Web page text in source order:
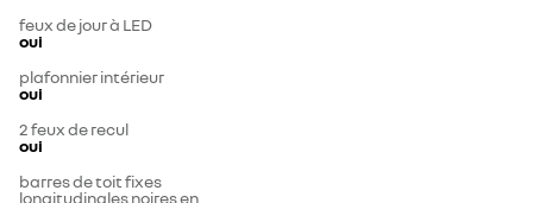
feux de jour à LED
oui
plafonnier intérieur
oui
2 feux de recul
oui
barres de toit fixes
longitudinales noires en